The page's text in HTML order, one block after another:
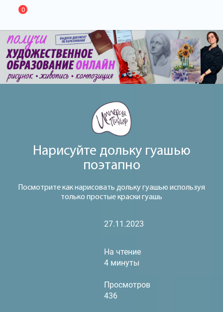
0
Нарисуйте дольку гуашью
поэтапно
Посмотрите как нарисовать дольку гуашью используя
только простые краски гуашь
27.11.2023
На чтение
4 минуты
Просмотров
436